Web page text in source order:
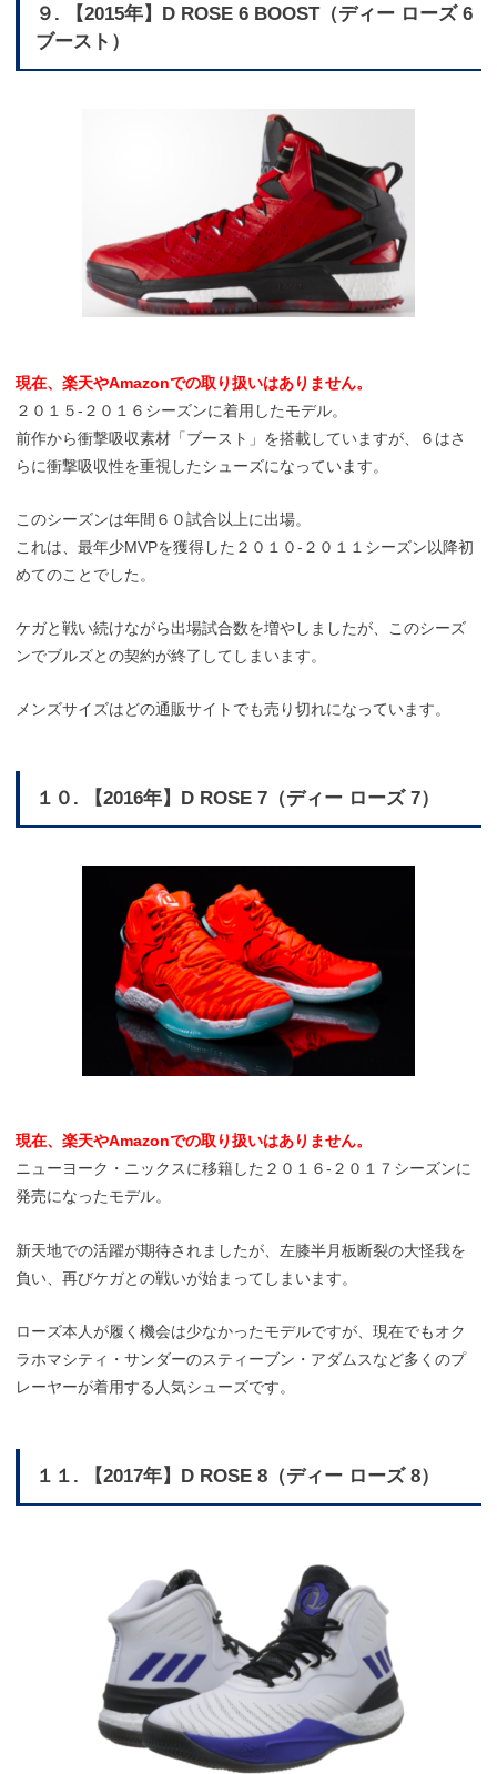
９. 【2015年】D ROSE 6 BOOST（ディー ローズ 6
ブースト）
現在、楽天やAmazonでの取り扱いはありません。
２０１５-２０１６シーズンに着用したモデル。
前作から衝撃吸収素材「ブースト」を搭載していますが、６はさ
らに衝撃吸収性を重視したシューズになっています。
このシーズンは年間６０試合以上に出場。
これは、最年少MVPを獲得した２０１０-２０１１シーズン以降初
めてのことでした。
ケガと戦い続けながら出場試合数を増やしましたが、このシーズ
ンでブルズとの契約が終了してしまいます。
メンズサイズはどの通販サイトでも売り切れになっています。
１０. 【2016年】D ROSE 7（ディー ローズ 7）
現在、楽天やAmazonでの取り扱いはありません。
ニューヨーク・ニックスに移籍した２０１６-２０１７シーズンに
発売になったモデル。
新天地での活躍が期待されましたが、左膝半月板断裂の大怪我を
負い、再びケガとの戦いが始まってしまいます。
ローズ本人が履く機会は少なかったモデルですが、現在でもオク
ラホマシティ・サンダーのスティーブン・アダムスなど多くのプ
レーヤーが着用する人気シューズです。
１１. 【2017年】D ROSE 8（ディー ローズ 8）